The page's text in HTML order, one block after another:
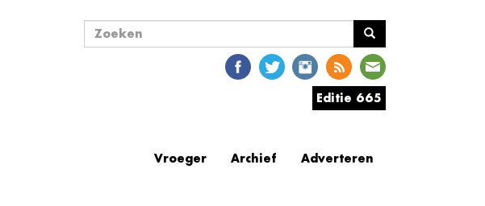
Zoekveld
Editie 665
Adverteren
Archief
Vroeger